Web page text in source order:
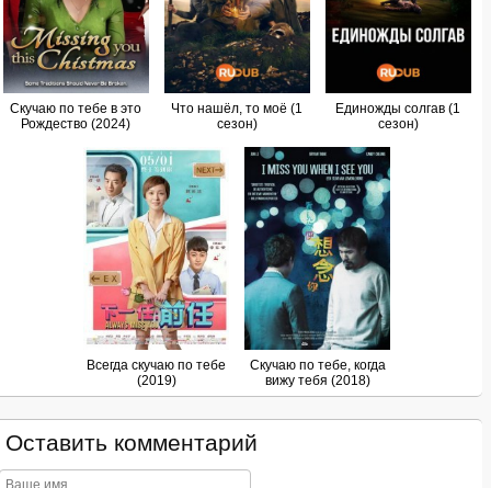
Скучаю по тебе в это
Рождество (2024)
Что нашёл, то моё (1
сезон)
Единожды солгав (1
сезон)
Всегда скучаю по тебе
(2019)
Скучаю по тебе, когда
вижу тебя (2018)
Оставить комментарий